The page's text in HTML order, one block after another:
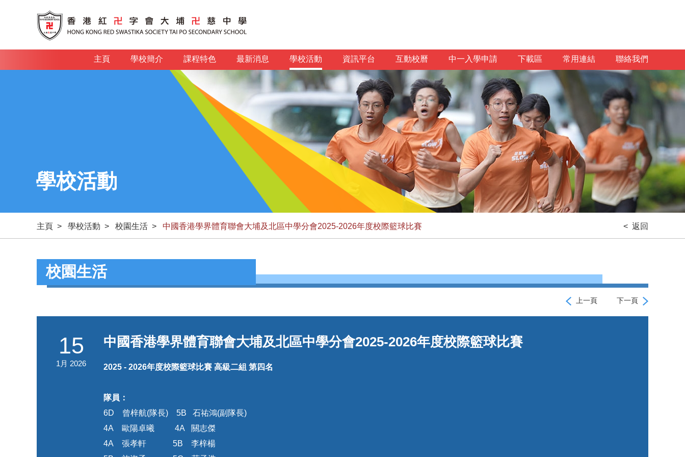
主頁 學校簡介 課程特色 最新消息 學校活動 資訊平台 互動校曆 中一入學申請 下載區 常用連結 聯絡我們
學校活動
主頁 > 學校活動 > 校園生活 > 中國香港學界體育聯會大埔及北區中學分會2025-2026年度校際籃球比賽 < 返回
校園生活
上一頁 下一頁
15
1月 2026
中國香港學界體育聯會大埔及北區中學分會2025-2026年度校際籃球比賽
2025 - 2026年度校際籃球比賽 高級二組 第四名
隊員：
6D 曾梓航(隊長) 5B 石祐鴻(副隊長)
4A 歐陽卓曦 4A 關志傑
4A 張孝軒 5B 李梓楊